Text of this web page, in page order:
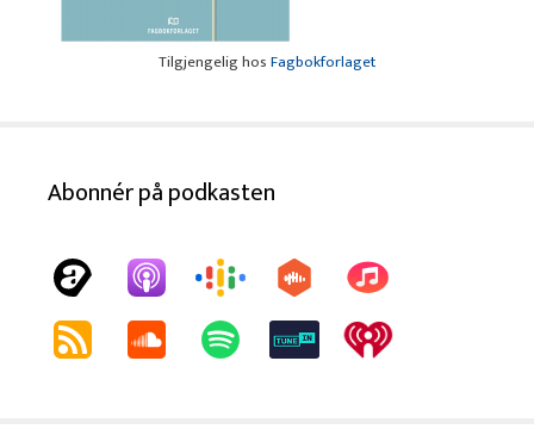
Tilgjengelig hosFagbokforlaget
Abonnér på podkasten